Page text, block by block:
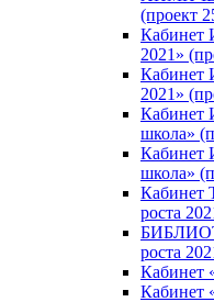
(проект
2021»
2021»
школа»
школа»
Кабинет
роста
роста
Кабинет
Кабинет